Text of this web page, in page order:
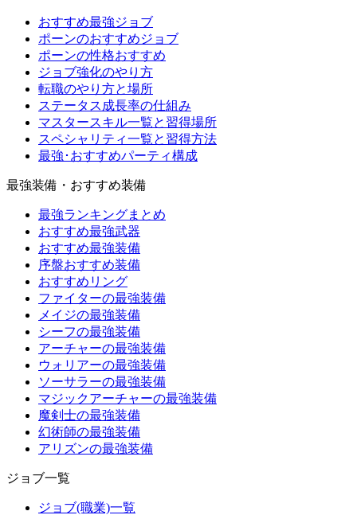
おすすめ最強ジョブ
ポーンのおすすめジョブ
ポーンの性格おすすめ
ジョブ強化のやり方
転職のやり方と場所
ステータス成長率の仕組み
マスタースキル一覧と習得場所
スペシャリティ一覧と習得方法
最強･おすすめパーティ構成
最強装備・おすすめ装備
最強ランキングまとめ
おすすめ最強武器
おすすめ最強装備
序盤おすすめ装備
おすすめリング
ファイターの最強装備
メイジの最強装備
シーフの最強装備
アーチャーの最強装備
ウォリアーの最強装備
ソーサラーの最強装備
マジックアーチャーの最強装備
魔剣士の最強装備
幻術師の最強装備
アリズンの最強装備
ジョブ一覧
ジョブ(職業)一覧